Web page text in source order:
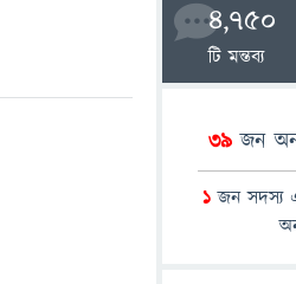
4,750
টি মন্তব্য
39জন
1 জন সদস্য